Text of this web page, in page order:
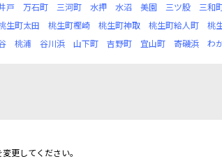
戸 万石町 三河町 水押 水沼 美園 三ツ股 三和
生町太田 桃生町樫崎 桃生町神取 桃生町給人町 桃
桃浦 谷川浜 山下町 吉野町 宜山町 寄磯浜 わ
更してください。